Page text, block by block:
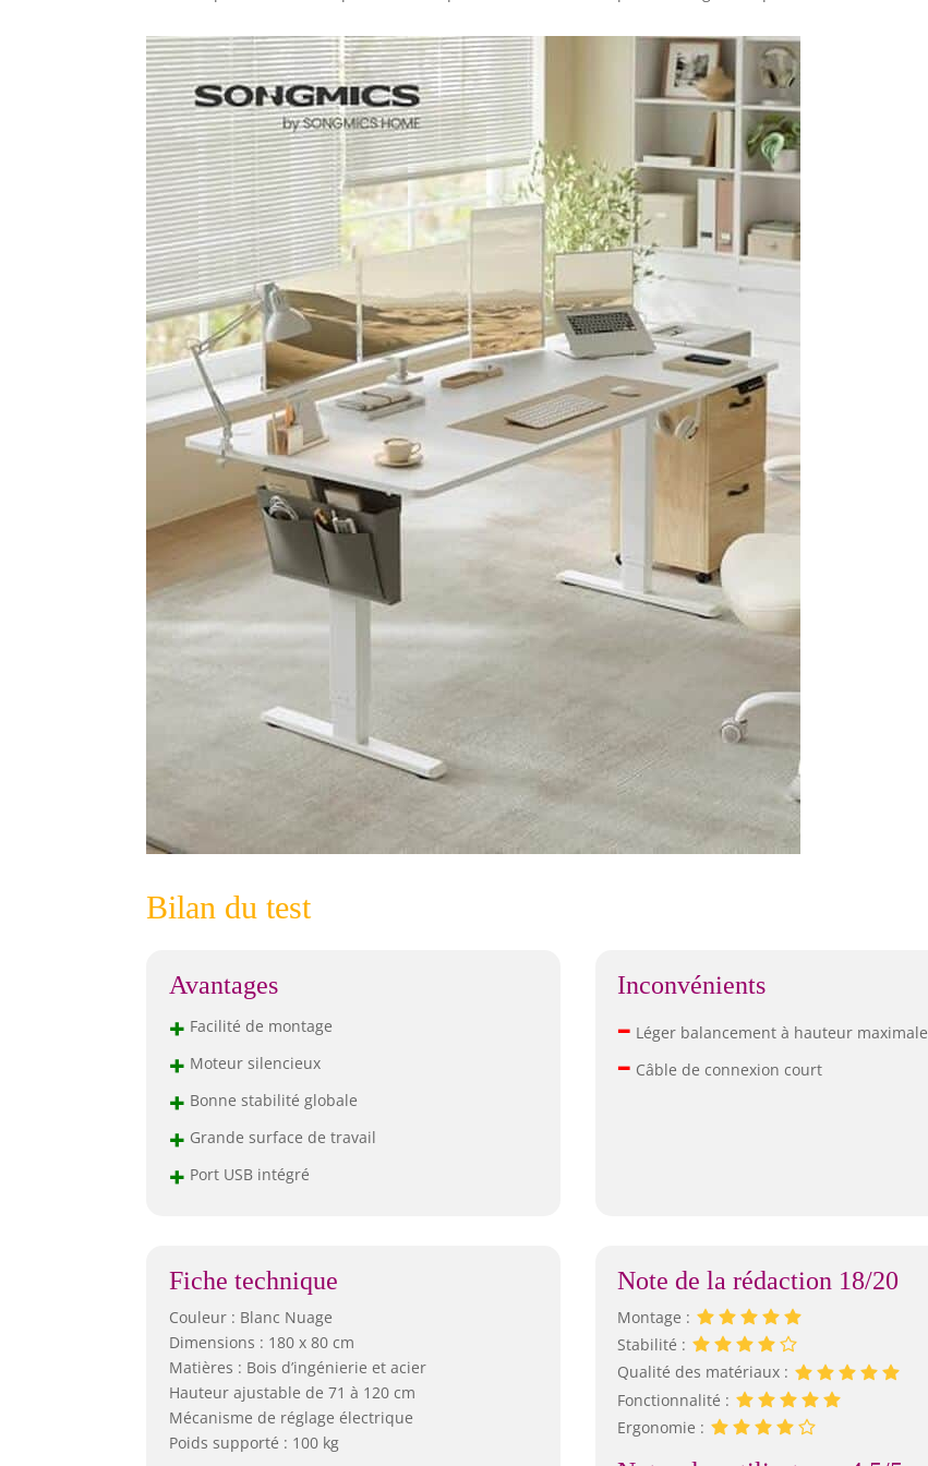
Bilan du test
Avantages
+ Facilité de montage
+ Moteur silencieux
+ Bonne stabilité globale
+ Grande surface de travail
+ Port USB intégré
Inconvénients
– Léger balancement à hauteur maximale
– Câble de connexion court
Fiche technique
Couleur : Blanc Nuage
Dimensions : 180 x 80 cm
Matières : Bois d’ingénierie et acier
Hauteur ajustable de 71 à 120 cm
Mécanisme de réglage électrique
Poids supporté : 100 kg
Note de la rédaction 18/20
Montage :
Stabilité :
Qualité des matériaux :
Fonctionnalité :
Ergonomie :